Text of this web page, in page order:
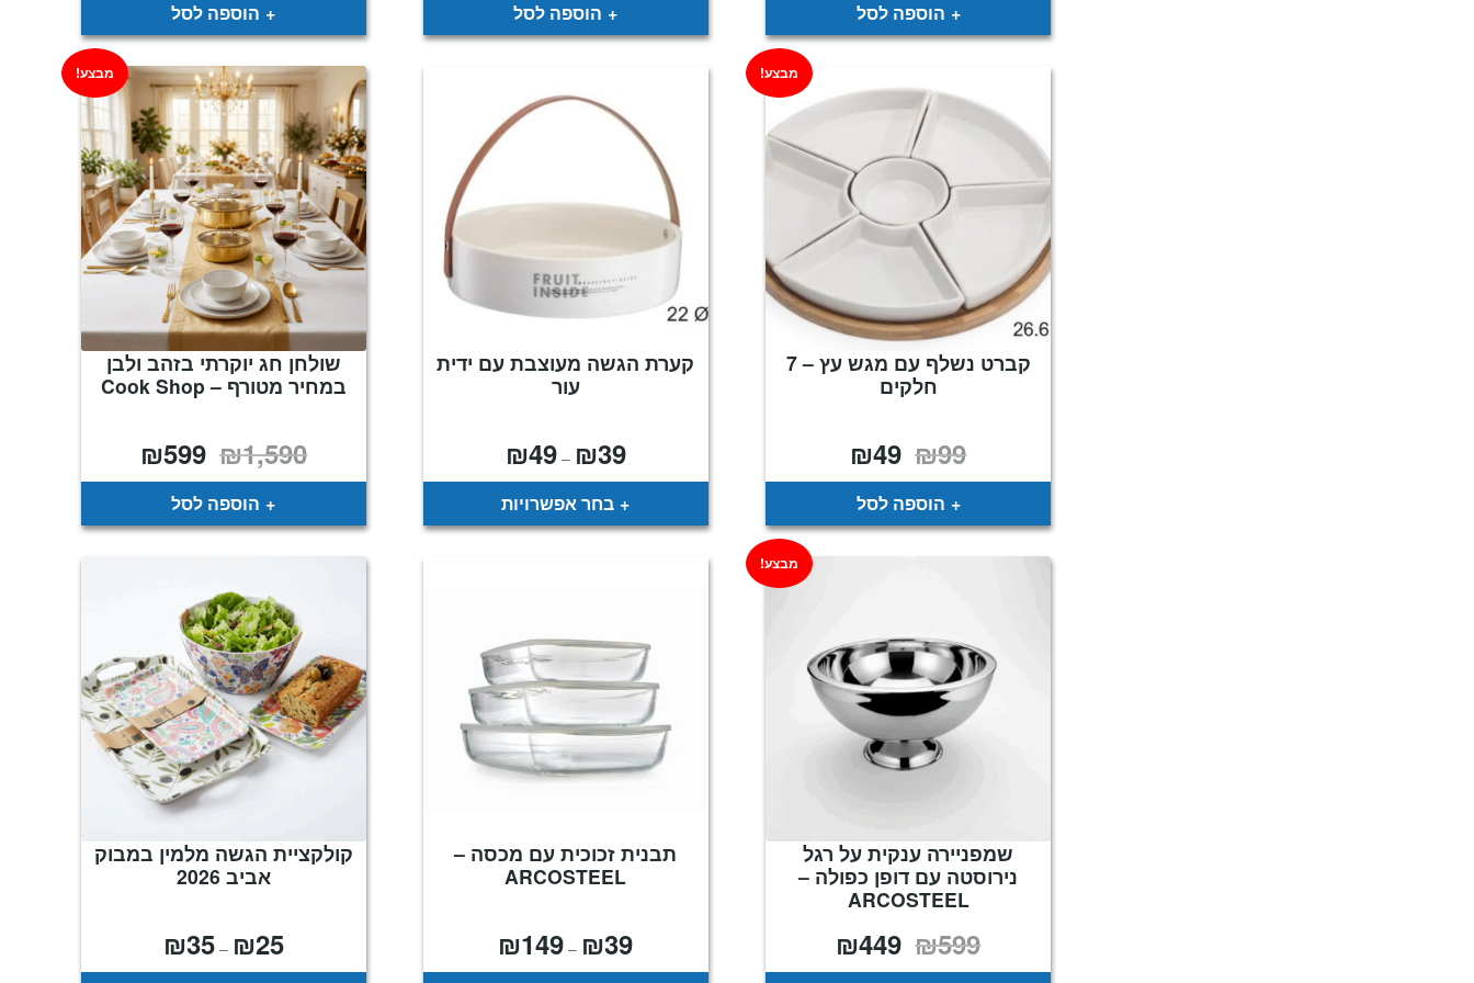
הוספה לסל הוספה לסל הוספה לסל
קברט נשלף עם מגש עץ – 7
חלקים
מבצע!
₪99 המחיר
המקורי
היה:
₪99.
₪49
הוא:
הוספה לסל
קערת הגשה מעוצבת עם ידית
עור
₪39
–
₪49
⁦₪39⁩
⁦₪49⁩
בחר אפשרויות
שולחן חג יוקרתי בזהב ולבן
במחיר מטורף – Cook Shop
מבצע!
₪1,590 המחיר
המקורי
היה:
₪1,590.
₪599
הוא:
הוספה לסל
שמפניירה ענקית על רגל
נירוסטה עם דופן כפולה –
ARCOSTEEL
מבצע!
₪599 המחיר
המקורי
היה:
₪449
הוא:
תבנית זכוכית עם מכסה –
ARCOSTEEL
₪39
–
₪149
⁦₪39⁩
קולקציית הגשה מלמין במבוק
אביב 2026
₪25
–
₪35
⁦₪25⁩